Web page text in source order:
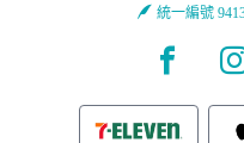
統一編號